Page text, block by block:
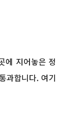
에 지어놓은 정
과합니다. 여기